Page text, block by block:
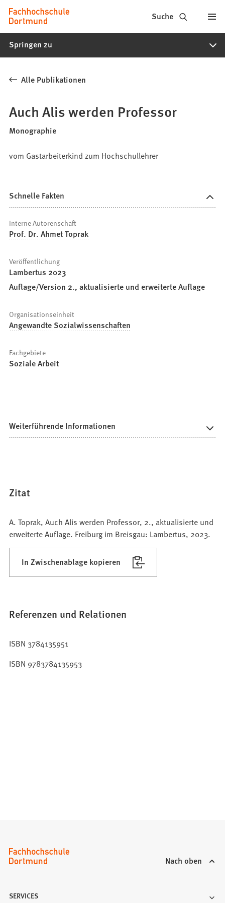
Inhalt anspringen
Fachhochschule
Dortmund
-
Studiengänge,
Bewerbung
Suche
Springen zu
Alle Publikationen
Auch Alis werden Professor
Monographie
vom Gastarbeiterkind zum Hochschullehrer
Schnelle Fakten
Interne Autorenschaft
Prof. Dr. Ahmet Toprak
Veröffentlichung
Lambertus 2023
Auflage/Version 2., aktualisierte und erweiterte Auflage
Organisationseinheit
Angewandte Sozialwissenschaften
Fachgebiete
Soziale Arbeit
Weiterführende Informationen
Zitat
A. Toprak, Auch Alis werden Professor, 2., aktualisierte und
erweiterte Auflage. Freiburg im Breisgau: Lambertus, 2023.
In Zwischenablage kopieren
Referenzen und Relationen
ISBN 3784135951
ISBN 9783784135953
Nach oben
SERVICES